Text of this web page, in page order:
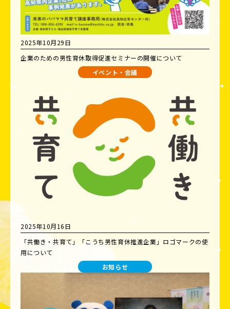
2025年10月29日
企業のための男性育休取得促進セミナーの開催について
イベント・会議
2025年10月16日
「共働き・共育て」「こうち男性育休推進企業」ロゴマークの使
用について
お知らせ